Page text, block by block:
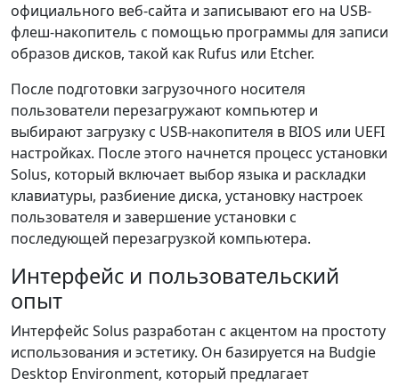
официального веб-сайта и записывают его на USB-
флеш-накопитель с помощью программы для записи
образов дисков, такой как Rufus или Etcher.
После подготовки загрузочного носителя
пользователи перезагружают компьютер и
выбирают загрузку с USB-накопителя в BIOS или UEFI
настройках. После этого начнется процесс установки
Solus, который включает выбор языка и раскладки
клавиатуры, разбиение диска, установку настроек
пользователя и завершение установки с
последующей перезагрузкой компьютера.
Интерфейс и пользовательский
опыт
Интерфейс Solus разработан с акцентом на простоту
использования и эстетику. Он базируется на Budgie
Desktop Environment, который предлагает